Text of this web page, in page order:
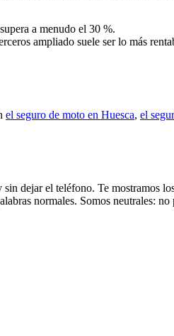
a menudo el 30 %.
ampliado suele ser lo más
el seguro de moto en Huesca, el
dejar el teléfono. Te mostramos
normales. Somos neutrales: